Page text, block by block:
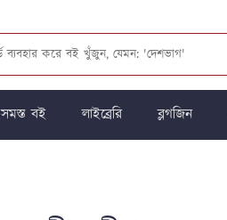
সমস্ত বই লাইব্রেরি ব্লগজিন